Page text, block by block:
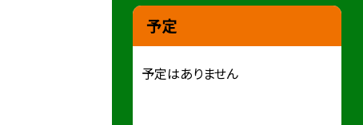
予定
予定はありません